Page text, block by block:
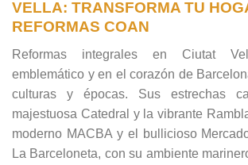
VELLA: TRANSFORMA TU
REFORMAS COAN
Reformas integrales en Ciutat
emblemático y en el corazón de
culturas y épocas. Sus estrechas
majestuosa Catedral y la vibrante
moderno MACBA y el bullicioso
La Barceloneta, con su ambiente